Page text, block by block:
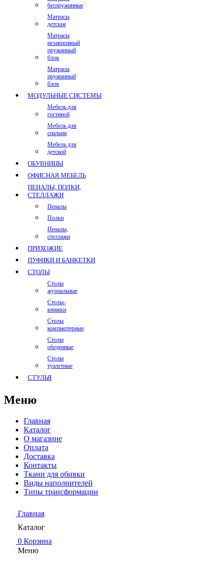
беспружинные
Матрасы
детские
Матрасы
независимый
пружинный
блок
Матрасы
пружинный
блок
МОДУЛЬНЫЕ СИСТЕМЫ
Мебель для
гостиной
Мебель для
спальни
Мебель для
детской
ОБУВНИЦЫ
ОФИСНАЯ МЕБЕЛЬ
ПЕНАЛЫ, ПОЛКИ,
СТЕЛЛАЖИ
Пеналы
Полки
Пеналы,
стеллажи
ПРИХОЖИЕ
ПУФИКИ И БАНКЕТКИ
СТОЛЫ
Столы
журнальные
Столы-
книжки
Столы
компьютерные
Столы
обеденные
Столы
туалетные
СТУЛЬЯ
Меню
Главная
Каталог
О магазине
Оплата
Доставка
Контакты
Ткани для обивки
Виды наполнителей
Типы трансформации
Главная
Каталог
0 Корзина
Меню